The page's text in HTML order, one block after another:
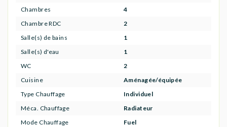
Chambres
4
Chambre RDC
2
Salle(s) de bains
1
Salle(s) d'eau
1
WC
2
Cuisine
Aménagée/équipée
Type Chauffage
Individuel
Méca. Chauffage
Radiateur
Mode Chauffage
Fuel